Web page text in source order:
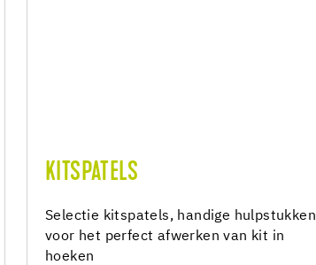
KITSPATELS
Selectie kitspatels, handige hulpstukken
voor het perfect afwerken van kit in
hoeken